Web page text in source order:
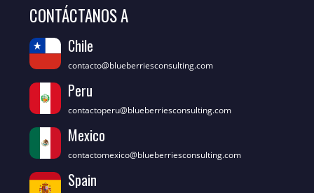
CONTÁCTANOS A
Chile
contacto@blueberriesconsulting.com
Peru
contactoperu@blueberriesconsulting.com
Mexico
contactomexico@blueberriesconsulting.com
Spain